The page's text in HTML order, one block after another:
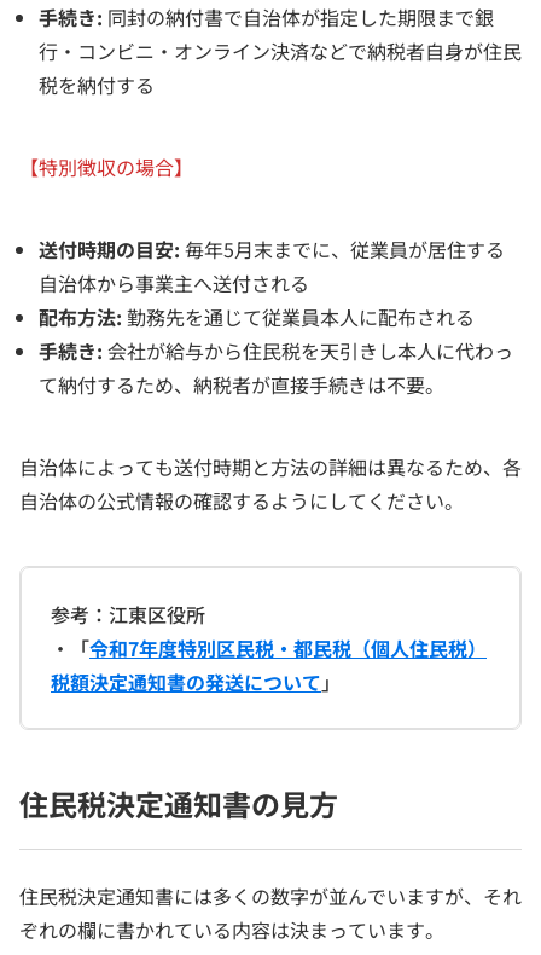
手続き: 同封の納付書で自治体が指定した期限まで銀
行・コンビニ・オンライン決済などで納税者自身が住民
税を納付する
【特別徴収の場合】
送付時期の目安: 毎年5月末までに、従業員が居住する
自治体から事業主へ送付される
配布方法: 勤務先を通じて従業員本人に配布される
手続き: 会社が給与から住民税を天引きし本人に代わっ
て納付するため、納税者が直接手続きは不要。
自治体によっても送付時期と方法の詳細は異なるため、各
自治体の公式情報の確認するようにしてください。
参考：江東区役所
・「令和7年度特別区民税・都民税（個人住民税）
税額決定通知書の発送について 」
住民税決定通知書の見方
住民税決定通知書には多くの数字が並んでいますが、それ
ぞれの欄に書かれている内容は決まっています。